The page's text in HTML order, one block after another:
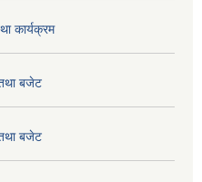
कार्यक्रम
बजेट
बजेट